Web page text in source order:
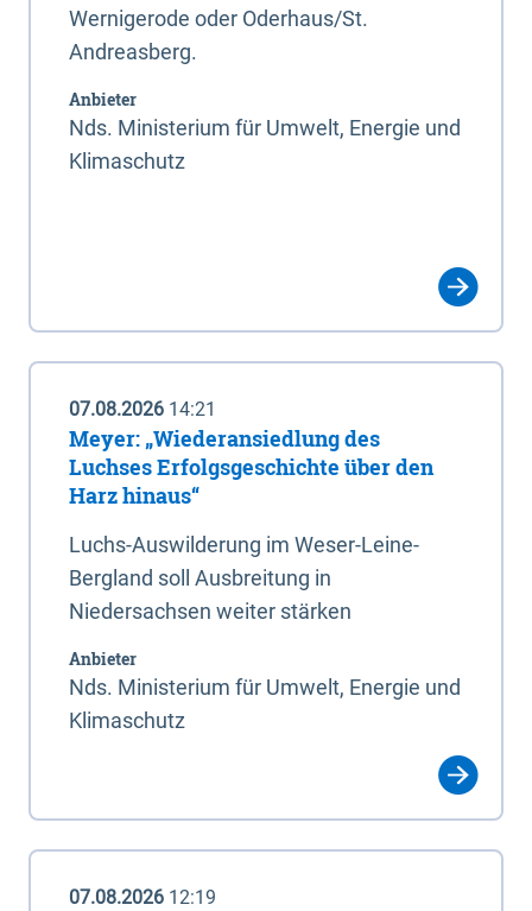
Wernigerode oder Oderhaus/St.
Andreasberg.
Anbieter
Nds. Ministerium für Umwelt, Energie und
Klimaschutz
07.08.2026 14:21
Meyer: „Wiederansiedlung des
Luchses Erfolgsgeschichte über den
Harz hinaus“
Luchs-Auswilderung im Weser-Leine-
Bergland soll Ausbreitung in
Niedersachsen weiter stärken
Anbieter
Nds. Ministerium für Umwelt, Energie und
Klimaschutz
07.08.2026 12:19